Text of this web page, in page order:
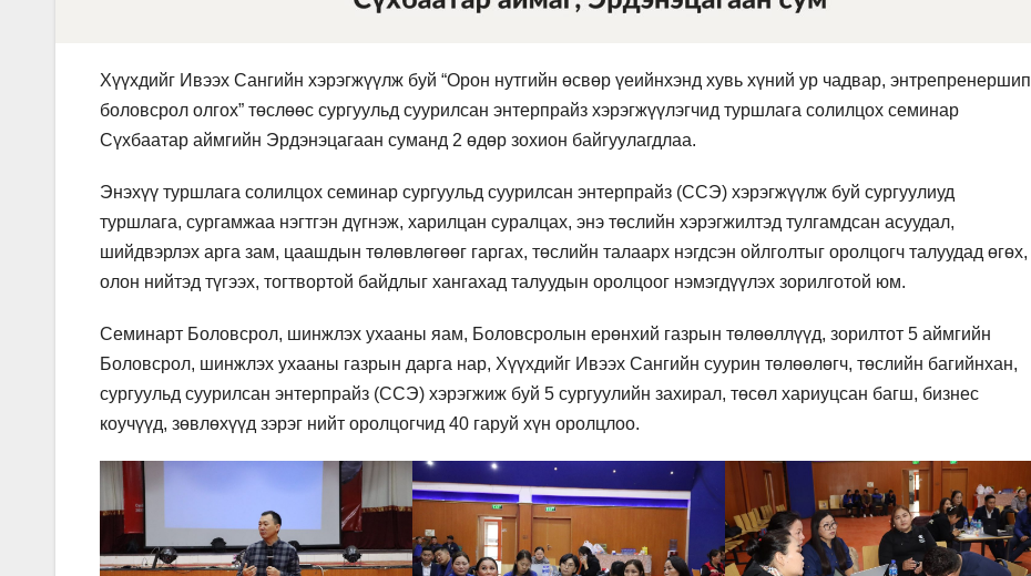
Хүүхдийг Ивээх Сангийн хэрэгжүүлж буй “Орон нутгийн өсвөр үеийнхэнд хувь хүний ур чадвар, энтрепренершип
боловсрол олгох” төслөөс сургуульд суурилсан энтерпрайз хэрэгжүүлэгчид туршлага солилцох семинар
Сүхбаатар аймгийн Эрдэнэцагаан суманд 2 өдөр зохион байгуулагдлаа.
Энэхүү туршлага солилцох семинар сургуульд суурилсан энтерпрайз (ССЭ) хэрэгжүүлж буй сургуулиуд
туршлага, сургамжаа нэгтгэн дүгнэж, харилцан суралцах, энэ төслийн хэрэгжилтэд тулгамдсан асуудал,
шийдвэрлэх арга зам, цаашдын төлөвлөгөөг гаргах, төслийн талаарх нэгдсэн ойлголтыг оролцогч талуудад өгөх,
олон нийтэд түгээх, тогтвортой байдлыг хангахад талуудын оролцоог нэмэгдүүлэх зорилготой юм.
Семинарт Боловсрол, шинжлэх ухааны яам, Боловсролын ерөнхий газрын төлөөллүүд, зорилтот 5 аймгийн
Боловсрол, шинжлэх ухааны газрын дарга нар, Хүүхдийг Ивээх Сангийн суурин төлөөлөгч, төслийн багийнхан,
сургуульд суурилсан энтерпрайз (ССЭ) хэрэгжиж буй 5 сургуулийн захирал, төсөл хариуцсан багш, бизнес
коучүүд, зөвлөхүүд зэрэг нийт оролцогчид 40 гаруй хүн оролцлоо.